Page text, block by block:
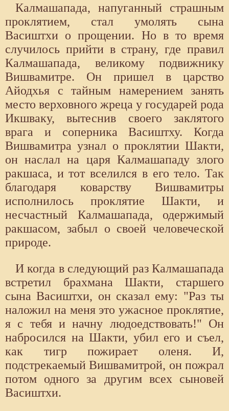
Калмашапада, напуганный страшным
проклятием, стал умолять сына
Васиштхи о прощении. Но в то время
случилось прийти в страну, где правил
Калмашапада, великому подвижнику
Вишвамитре. Он пришел в царство
Айодхья с тайным намерением занять
место верховного жреца у государей рода
Икшваку, вытеснив своего заклятого
врага и соперника Васиштху. Когда
Вишвамитра узнал о проклятии Шакти,
он наслал на царя Калмашападу злого
ракшаса, и тот вселился в его тело. Так
благодаря коварству Вишвамитры
исполнилось проклятие Шакти, и
несчастный Калмашапада, одержимый
ракшасом, забыл о своей человеческой
природе.
И когда в следующий раз Калмашапада
встретил брахмана Шакти, старшего
сына Васиштхи, он сказал ему: "Раз ты
наложил на меня это ужасное проклятие,
я с тебя и начну людоедствовать!" Он
набросился на Шакти, убил его и съел,
как тигр пожирает оленя. И,
подстрекаемый Вишвамитрой, он пожрал
потом одного за другим всех сыновей
Васиштхи.